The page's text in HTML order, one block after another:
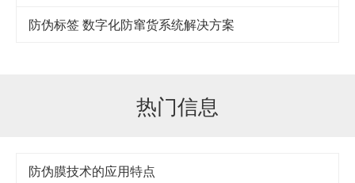
防伪标签 数字化防窜货系统解决方案
热门信息
防伪膜技术的应用特点